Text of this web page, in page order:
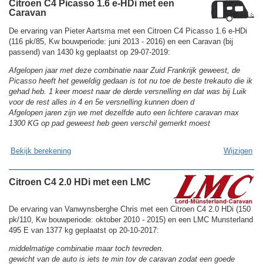
Citroen C4 Picasso 1.6 e-HDi met een
Caravan
De ervaring van Pieter Aartsma met een Citroen C4 Picasso 1.6 e-HDi
(116 pk/85, Kw bouwperiode: juni 2013 - 2016) en een Caravan (bij
passend) van 1430 kg geplaatst op 29-07-2019:
Afgelopen jaar met deze combinatie naar Zuid Frankrijk geweest, de
Picasso heeft het geweldig gedaan is tot nu toe de beste trekauto die ik
gehad heb. 1 keer moest naar de derde versnelling en dat was bij Luik
voor de rest alles in 4 en 5e versnelling kunnen doen d
Afgelopen jaren zijn we met dezelfde auto een lichtere caravan max
1300 KG op pad geweest heb geen verschil gemerkt moest
Bekijk berekening Wijzigen
Citroen C4 2.0 HDi met een LMC
De ervaring van Vanwynsberghe Chris met een Citroen C4 2.0 HDi (150
pk/110, Kw bouwperiode: oktober 2010 - 2015) en een LMC Munsterland
495 E van 1377 kg geplaatst op 20-10-2017:
middelmatige combinatie maar toch tevreden.
gewicht van de auto is iets te min tov de caravan zodat een goede